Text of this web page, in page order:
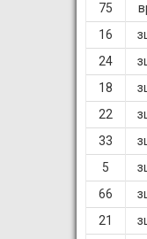
75
16
24
18
22
33
5
66
21